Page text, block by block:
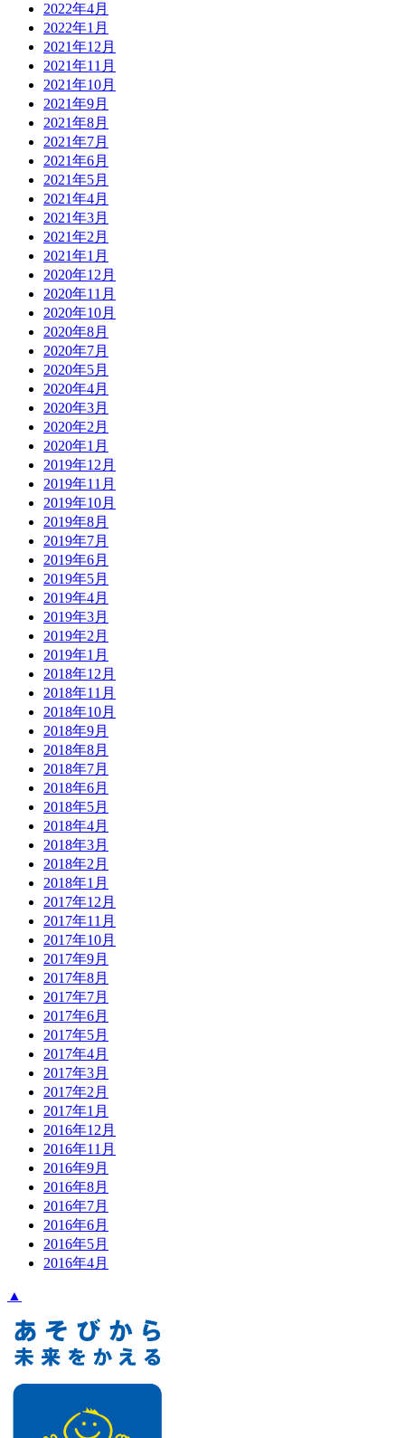
2022年4月
2022年1月
2021年12月
2021年11月
2021年10月
2021年9月
2021年8月
2021年7月
2021年6月
2021年5月
2021年4月
2021年3月
2021年2月
2021年1月
2020年12月
2020年11月
2020年10月
2020年8月
2020年7月
2020年5月
2020年4月
2020年3月
2020年2月
2020年1月
2019年12月
2019年11月
2019年10月
2019年8月
2019年7月
2019年6月
2019年5月
2019年4月
2019年3月
2019年2月
2019年1月
2018年12月
2018年11月
2018年10月
2018年9月
2018年8月
2018年7月
2018年6月
2018年5月
2018年4月
2018年3月
2018年2月
2018年1月
2017年12月
2017年11月
2017年10月
2017年9月
2017年8月
2017年7月
2017年6月
2017年5月
2017年4月
2017年3月
2017年2月
2017年1月
2016年12月
2016年11月
2016年9月
2016年8月
2016年7月
2016年6月
2016年5月
2016年4月
▲